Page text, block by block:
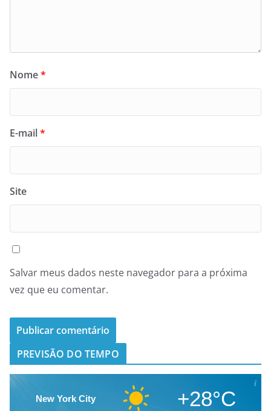
Nome*
E-mail*
Site
Salvar meus dados neste navegador para a próxima
vez que eu comentar.
PREVISÃO DO TEMPO
New York City +28°C